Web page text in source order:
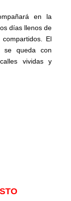
en la
días llenos de
El
se queda con
vividas y